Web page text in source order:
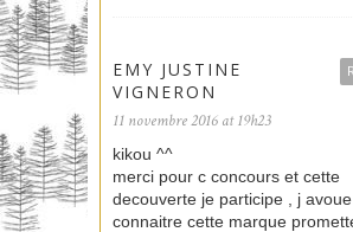
EMY JUSTINE
VIGNERON
11 novembre 2016 at 19h23
kikou ^^
merci pour c concours et cette
decouverte je participe , j
connaitre cette marque